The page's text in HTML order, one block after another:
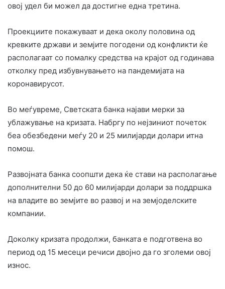
овој удел би можел да достигне една третина.
Проекциите покажуваат и дека околу половина од
кревките држави и земјите погодени од конфликти ќе
располагаат со помалку средства на крајот од годинава
отколку пред избувнувањето на пандемијата на
коронавирусот.
Во меѓувреме, Светската банка најави мерки за
ублажување на кризата. Набргу по нејзиниот почеток
беа обезбедени меѓу 20 и 25 милијарди долари итна
помош.
Развојната банка соопшти дека ќе стави на располагање
дополнителни 50 до 60 милијарди долари за поддршка
на владите во земјите во развој и на земјоделските
компании.
Доколку кризата продолжи, банката е подготвена во
период од 15 месеци речиси двојно да го зголеми овој
износ.